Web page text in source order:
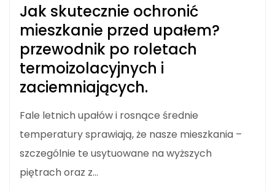
Jak skutecznie ochronić
mieszkanie przed upałem?
przewodnik po roletach
termoizolacyjnych i
zaciemniających.
Fale letnich upałów i rosnące średnie
temperatury sprawiają, że nasze mieszkania –
szczególnie te usytuowane na wyższych
piętrach oraz z…